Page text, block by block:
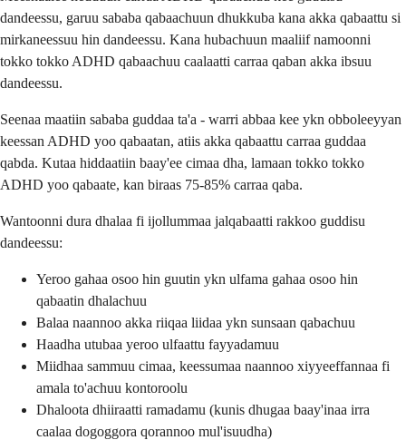
dandeessu, garuu sababa qabaachuun dhukkuba kana akka qabaattu si
mirkaneessuu hin dandeessu. Kana hubachuun maaliif namoonni
tokko tokko ADHD qabaachuu caalaatti carraa qaban akka ibsuu
dandeessu.
Seenaa maatiin sababa guddaa ta'a - warri abbaa kee ykn obboleeyyan
keessan ADHD yoo qabaatan, atiis akka qabaattu carraa guddaa
qabda. Kutaa hiddaatiin baay'ee cimaa dha, lamaan tokko tokko
ADHD yoo qabaate, kan biraas 75-85% carraa qaba.
Wantoonni dura dhalaa fi ijollummaa jalqabaatti rakkoo guddisu
dandeessu:
Yeroo gahaa osoo hin guutin ykn ulfama gahaa osoo hin
qabaatin dhalachuu
Balaa naannoo akka riiqaa liidaa ykn sunsaan qabachuu
Haadha utubaa yeroo ulfaattu fayyadamuu
Miidhaa sammuu cimaa, keessumaa naannoo xiyyeeffannaa fi
amala to'achuu kontoroolu
Dhaloota dhiiraatti ramadamu (kunis dhugaa baay'inaa irra
caalaa dogoggora qorannoo mul'isuudha)